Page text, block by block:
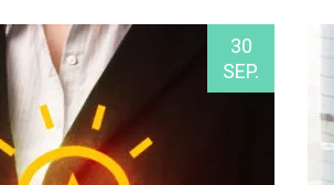
30
SEP.